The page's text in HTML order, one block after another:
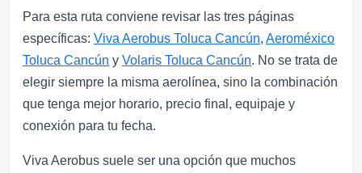
Para esta ruta conviene revisar las tres páginas
específicas: Viva Aerobus Toluca Cancún, Aeroméxico
Toluca Cancún y Volaris Toluca Cancún. No se trata de
elegir siempre la misma aerolínea, sino la combinación
que tenga mejor horario, precio final, equipaje y
conexión para tu fecha.
Viva Aerobus suele ser una opción que muchos